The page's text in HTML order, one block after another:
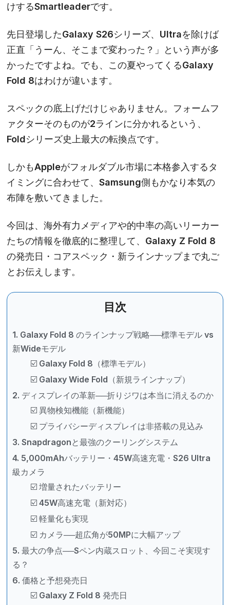
けするSmartleaderです。
先日登場したGalaxy S26シリーズ、Ultraを除けば
正直「うーん、そこまで変わった？」という声が多
かったですよね。でも、この夏やってくるGalaxy
Fold 8はわけが違います。
スペックの底上げだけじゃありません。フォームフ
ァクターそのものが2ラインに分かれるという、
Foldシリーズ史上最大の転換点です。
しかもAppleがフォルダブル市場に本格参入するタ
イミングに合わせて、Samsung側もかなり本気の
布陣を敷いてきました。
今回は、海外有力メディアや的中率の高いリーカー
たちの情報を徹底的に整理して、 Galaxy Z Fold 8
の発売日・コアスペック・新ラインナップまで丸ご
とお伝えします。
目次
1. Galaxy Fold 8 のラインナップ戦略──標準モデル vs
新Wideモデル
☑️ Galaxy Fold 8（標準モデル）
☑️ Galaxy Wide Fold（新規ラインナップ）
2. ディスプレイの革新──折りジワは本当に消えるのか
☑️ 異物検知機能（新機能）
☑️ プライバシーディスプレイは非搭載の見込み
3. Snapdragonと最強のクーリングシステム
4. 5,000mAhバッテリー・45W高速充電・S26 Ultra
級カメラ
☑️ 増量されたバッテリー
☑️ 45W高速充電（新対応）
☑️ 軽量化も実現
☑️ カメラ──超広角が50MPに大幅アップ
5. 最大の争点──Sペン内蔵スロット、今回こそ実現す
る？
6. 価格と予想発売日
☑️ Galaxy Z Fold 8 発売日